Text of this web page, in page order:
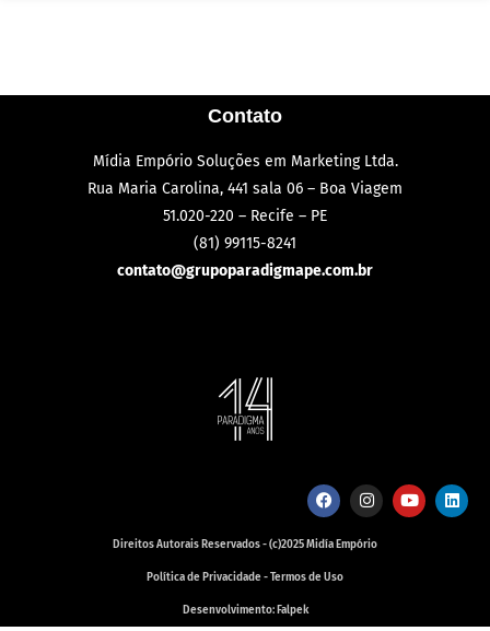
Contato
Mídia Empório Soluções em Marketing Ltda.
Rua Maria Carolina, 441 sala 06 – Boa Viagem
51.020-220 – Recife – PE
(81) 99115-8241
contato@grupoparadigmape.com.br
Direitos Autorais Reservados - (c)2025 Midía Empório
Política de Privacidade - Termos de Uso
Desenvolvimento: Falpek